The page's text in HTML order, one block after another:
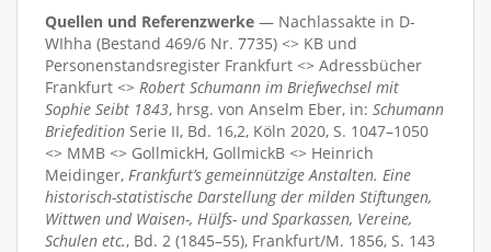
Quellen und Referenzwerke — Nachlassakte in D-
WIhha (Bestand 469/6 Nr. 7735) <> KB und
Personenstandsregister Frankfurt <> Adressbücher
Frankfurt <> Robert Schumann im Briefwechsel mit
Sophie Seibt 1843, hrsg. von Anselm Eber, in: Schumann
Briefedition Serie II, Bd. 16,2, Köln 2020, S. 1047–1050
<> MMB <> GollmickH, GollmickB <> Heinrich
Meidinger, Frankfurt’s gemeinnützige Anstalten. Eine
historisch-statistische Darstellung der milden Stiftungen,
Wittwen und Waisen-, Hülfs- und Sparkassen, Vereine,
Schulen etc., Bd. 2 (1845–55), Frankfurt/M. 1856, S. 143